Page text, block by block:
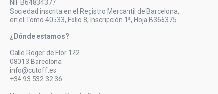
NIF B64834377
Sociedad inscrita en el Registro Mercantil de Barcelona,
en el Tomo 40533, Folio 8, Inscripción 1ª, Hoja B366375.
¿Dónde estamos?
Calle Roger de Flor 122
08013 Barcelona
info@cutoff.es
+34 93 532 32 36